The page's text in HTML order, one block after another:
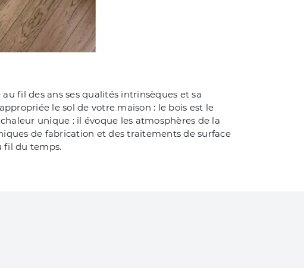
fil des ans ses qualités intrinsèques et sa
le sol de votre maison : le bois est le
unique : il évoque les atmosphères de la
de fabrication et des traitements de surface
fil du temps.